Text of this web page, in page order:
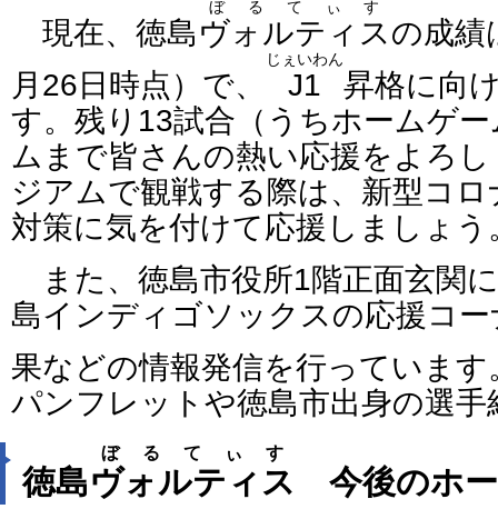
現在、徳島ヴォルティス
ぼるてぃす
の成績
月26日時点）で、
J1
じぇいわん
昇格に向
す。残り13試合（うちホームゲ
ムまで皆さんの熱い応援をよろ
ジアムで観戦する際は、新型コ
対策に気を付けて応援しましょう
また、徳島市役所1階正面玄関
島インディゴソックスの応援コ
果などの情報発信を行っています
パンフレットや徳島市出身の選
徳島ヴォルティス
ぼるてぃす
今後のホ